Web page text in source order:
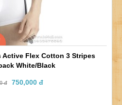
Active Flex Cotton 3 Stripes
White/Black
đ 750,000 đ